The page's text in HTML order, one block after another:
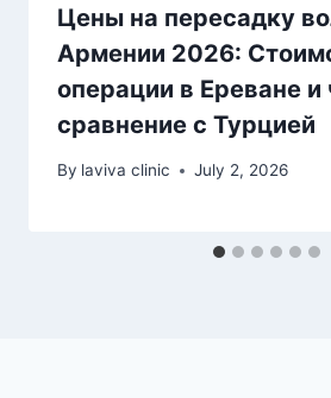
Цены на пересадку
Армении 2026:
операции в Ереване и
сравнение с Турцией
By laviva clinic July 2, 2026